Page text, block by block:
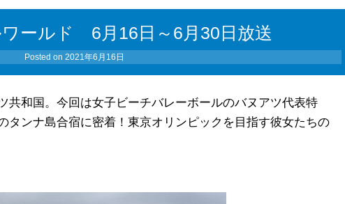
ールド 6月16日～6月30日放送
Posted on2021年6月16日
共和国。今回は女子ビーチバレーボールのバヌアツ代表特
タンナ島合宿に密着！東京オリンピックを目指す彼女たちの